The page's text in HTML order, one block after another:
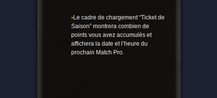
•Le cadre de chargement “Ticket de
Saison” montrera combien de
points vous avez accumulés et
affichera la date et l’heure du
prochain Match Pro.